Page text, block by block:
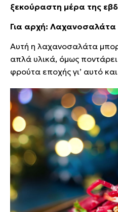
ξεκούραστη μέρα της
Για αρχή: Λαχανοσαλάτα
Αυτή η λαχανοσαλάτα
απλά υλικά, όμως
φρούτα εποχής γι’ αυτό